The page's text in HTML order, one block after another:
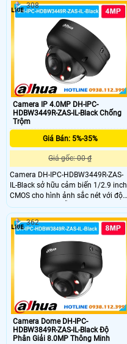
sẳn trong cmaera giúp ghi âm
thanh rỏ ràng. Khả năng phát hiện
người chuẩn sát nhờ AI thông minh
tránh báo động giả giám sát hiệu
quả và bền bỉ
Camera IP 4.0MP DH-IPC-
HDBW3449R-ZAS-IL-Black Chống
Trộm
Giá Bán: 5%-35%
Giá gốc: 00 ₫
Camera DH-IPC-HDBW3449R-ZAS-
IL-Black sở hữu cảm biến 1/2.9 inch
CMOS cho hình ảnh sắc nét với độ
phân giải 4MP hỗ trợ WDR 120dB
giúp cân bằng ánh sáng. Kết hợp
hồng ngoại và đèn ấm tầm xa 50m.
Tích hợp micro thu âm chuẩn nén
H.265 tiết kiệm băng thông phù hợp
giám sát ngày đêm ổn định.
308
Camera Dome DH-IPC-
HDBW3849R-ZAS-IL-Black Độ
Phân Giải 8.0MP Thông Minh
362